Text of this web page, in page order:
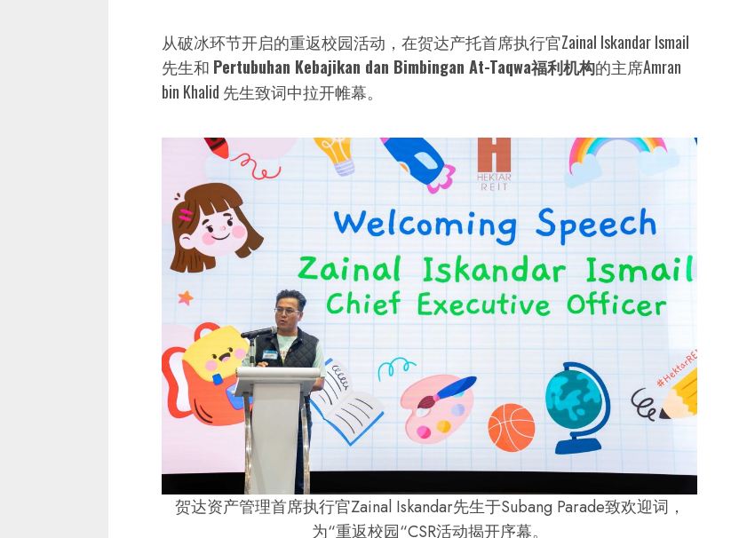
从破冰环节开启的重返校园活动，在贺达产托首席执行官Zainal Iskandar Ismail
先生和 Pertubuhan Kebajikan dan Bimbingan At-Taqwa福利机构的主席Amran
bin Khalid 先生致词中拉开帷幕。
贺达资产管理首席执行官Zainal Iskandar先生于Subang Parade致欢迎词，
为“重返校园“CSR活动揭开序幕。